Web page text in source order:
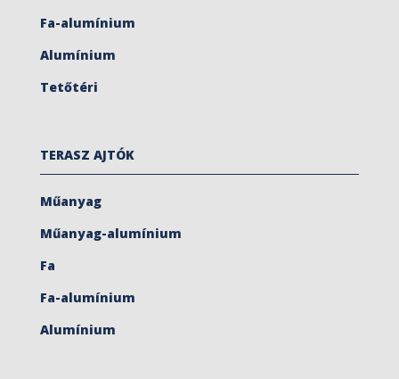
Fa-alumínium
Alumínium
Tetőtéri
TERASZ AJTÓK
Műanyag
Műanyag-alumínium
Fa
Fa-alumínium
Alumínium